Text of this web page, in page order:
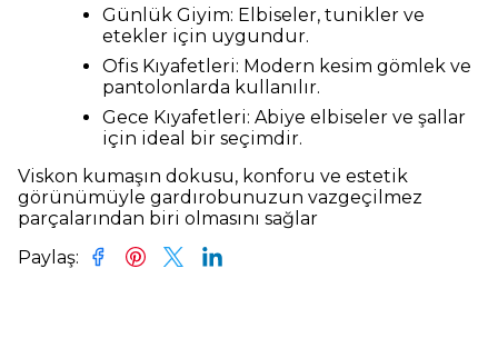
Günlük Giyim: Elbiseler, tunikler ve
etekler için uygundur.
Ofis Kıyafetleri: Modern kesim gömlek ve
pantolonlarda kullanılır.
Gece Kıyafetleri: Abiye elbiseler ve şallar
için ideal bir seçimdir.
Viskon kumaşın dokusu, konforu ve estetik
görünümüyle gardırobunuzun vazgeçilmez
parçalarından biri olmasını sağlar
Paylaş: